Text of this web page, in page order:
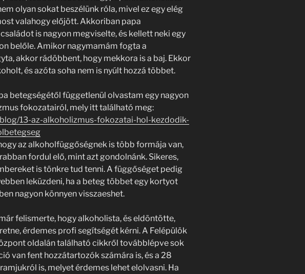
olyan sokat beszélünk róla, mivel ez egy elég
valahogy előjött. Akkoriban papa
is nagyon megviselte, és kellett neki egy
belőle. Amikor nagymamám fogta a
akkor rádöbbent, hogy mekkora is a baj. Ekkor
és azóta soha nem is nyúlt hozzá többet.
betegségétől függetlenül olvastam egy nagyon
fokozatairól, mely itt található meg:
13-az-alkoholizmus-fokozatai-hol-kezdodik-
az alkoholfüggőségnek is több formája van,
fordul elő, mint azt gondolnánk. Sikeres,
is tönkre tud tenni. A függőséget pedig
leküzdeni, ha a beteg többet egy kortyot
nagyon könnyen visszaeshet.
felismerte, hogy alkoholista, és eldöntötte,
érdemes profi segítségét kérni. A Felépülök
oldalán található cikkről továbblépve sok
van fent hozzátartozók számára is, és a 28
is, melyet érdemes lehet elolvasni. Ha